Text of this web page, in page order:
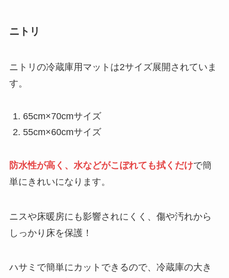
買ってはいけないコーヒーメーカーはあ
る？壊れやすいメーカーの特徴や後悔した
買ってよかった掃除機はこれ！選び方やコ
買ってはいけないドライブレコーダーはど
ニトリ
ニトリの冷蔵庫用マットは2サイズ展開されていま
す。
65cm×70cmサイズ
55cm×60cmサイズ
防水性が高く、水などがこぼれても拭くだけで簡
単にきれいになります。
ニスや床暖房にも影響されにくく、傷や汚れから
しっかり床を保護！
ハサミで簡単にカットできるので、冷蔵庫の大き